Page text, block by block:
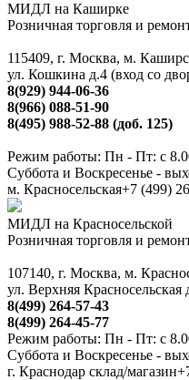
МИДЛ на Каширке
Розничная торговля и
115409, г. Москва, м.
ул. Кошкина д.4 (вход со
8(929) 944-06-36
8(966) 088-51-90
8(495) 988-52-88 (доб. 125)
Режим работы: Пн - Пт: с
Суббота и Воскресенье -
м. Красносельская+7 (499)
МИДЛ на Красносельской
Розничная торговля и
107140, г. Москва, м.
ул. Верхняя Красносельская
8(499) 264-57-43
8(499) 264-45-77
Режим работы: Пн - Пт: с
Суббота и Воскресенье -
г. Краснодар склад/магазин